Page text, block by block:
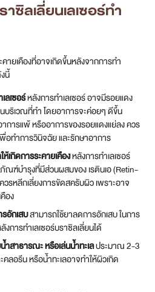
ธีอื่นแล้ว การทำเลเซอร์สามารถช่วยลด
นเมื่อขนงอกใหม่ ได้ดีกว่าวิธีอื่นๆ
ลดปัญหากลิ่นอับชื้น จากการหมักหมมใน
สริมความมั่นใจในช่วงเวลาพิเศษกับคนรัก
วิธีการกำจัดขนที่ได้รับความนิยมทั้งผู้หญิง
ลความเรียบร้อยของขนในที่ลับ สะท้อนให้
ของแต่ละคน นอกจากจะช่วยเสริมในเรื่อง
องกลิ่นอับแล้ว การทำบราซิลเลี่ยนเลเซอร์
เอง และยังสามารถช่วยเพิ่มสีสันให้กับชีวิต
นที่ลับกลายเป็นปัญหาแสนยุ่งเหยิงที่ทำให้
าย เพราะ DSK Clinic มี Private Service
Custom Technique ซึ่งเป็นการใช้
เซอร์กำจัดขนที่ดีที่สุดในปัจจุบัน ตั้งค่า
ล เนื่องจากขนที่มีขนาดต่างกัน และสีผิวที่